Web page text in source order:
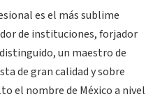
es el más sublime
de instituciones, forjador
un maestro de
de gran calidad y sobre
el nombre de México a nivel